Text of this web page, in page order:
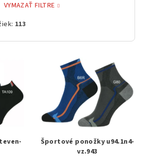
VYMAZAŤ FILTRE
113
Športové ponožky u94.1n4-
vz.943